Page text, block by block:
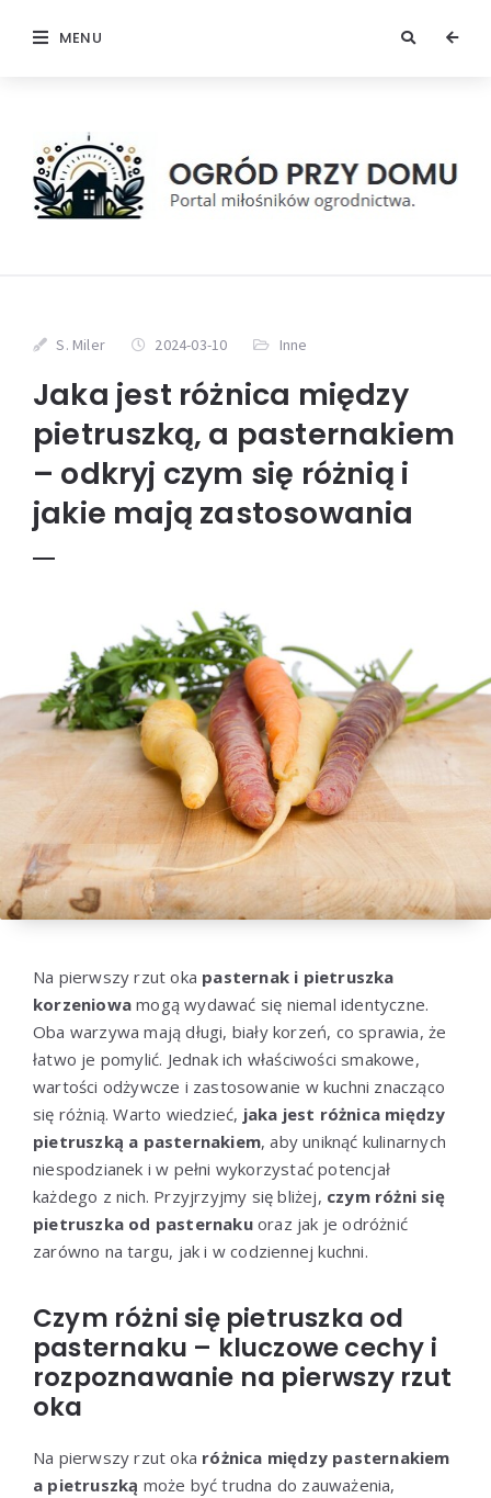
MENU
S. Miler 2024-03-10 Inne
Jaka jest różnica między
pietruszką, a pasternakiem
– odkryj czym się różnią i
jakie mają zastosowania
Na pierwszy rzut oka pasternak i pietruszka
korzeniowa mogą wydawać się niemal identyczne.
Oba warzywa mają długi, biały korzeń, co sprawia, że
łatwo je pomylić. Jednak ich właściwości smakowe,
wartości odżywcze i zastosowanie w kuchni znacząco
się różnią. Warto wiedzieć, jaka jest różnica między
pietruszką a pasternakiem, aby uniknąć kulinarnych
niespodzianek i w pełni wykorzystać potencjał
każdego z nich. Przyjrzyjmy się bliżej, czym różni się
pietruszka od pasternakuoraz jak je odróżnić
zarówno na targu, jak i w codziennej kuchni.
Czym różni się pietruszka od
pasternaku – kluczowe cechy i
rozpoznawanie na pierwszy rzut
oka
Na pierwszy rzut oka różnica między pasternakiem
a pietruszką może być trudna do zauważenia,